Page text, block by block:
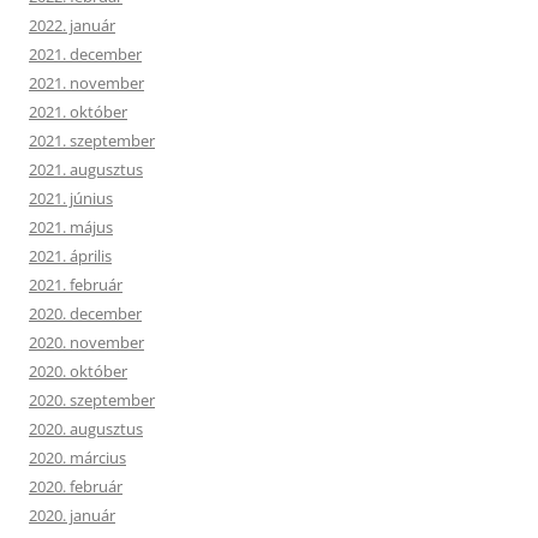
2022. január
2021. december
2021. november
2021. október
2021. szeptember
2021. augusztus
2021. június
2021. május
2021. április
2021. február
2020. december
2020. november
2020. október
2020. szeptember
2020. augusztus
2020. március
2020. február
2020. január